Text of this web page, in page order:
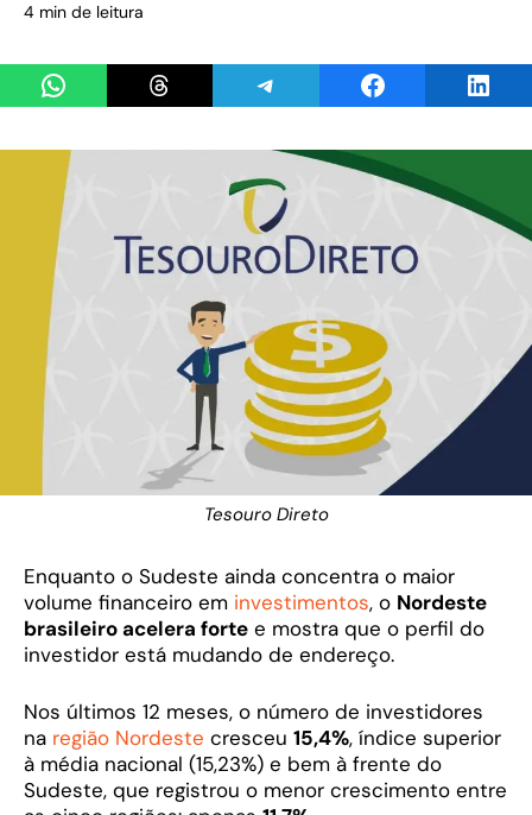
4 min de leitura
Share on WhatsAppShare on ThreadsShare on TelegramShare on Facebook
Tesouro Direto
Enquanto o Sudeste ainda concentra o maior
volume financeiro em investimentos, o Nordeste
brasileiro acelera forte e mostra que o perfil do
investidor está mudando de endereço.
Nos últimos 12 meses, o número de investidores
na região Nordeste cresceu 15,4%, índice superior
à média nacional (15,23%) e bem à frente do
Sudeste, que registrou o menor crescimento entre